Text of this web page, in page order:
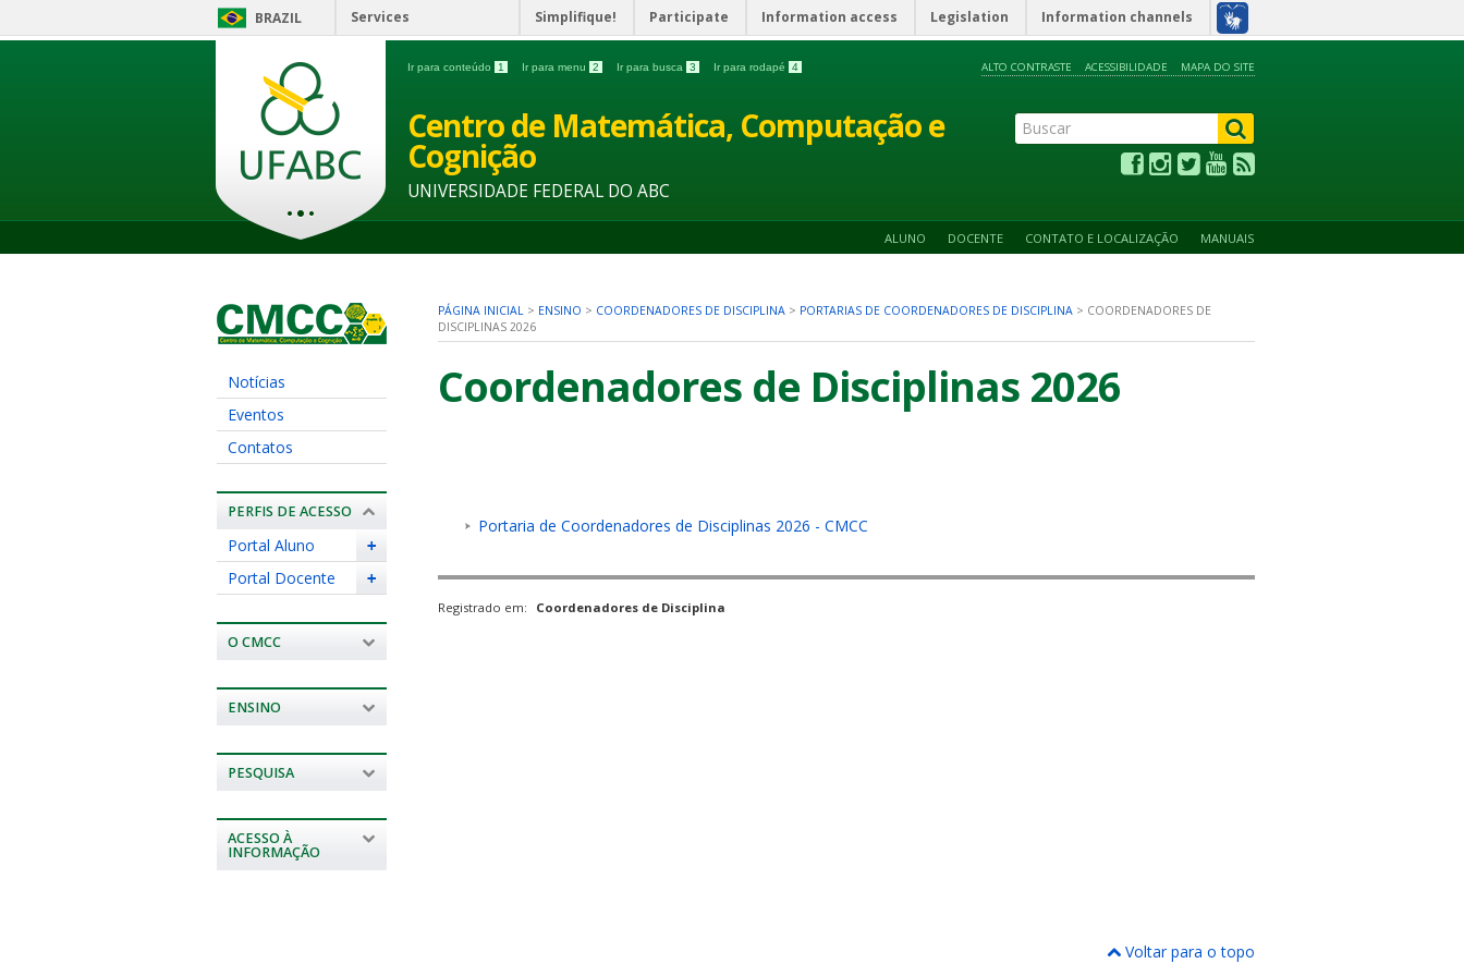
BRAZIL Services Simplifique! Participate Information access Legislation Information channels
Ir para conteúdo 1 Ir para menu 2 Ir para busca 3 Ir para rodapé 4 ALTO CONTRASTE ACESSIBILIDADE MAPA DO SITE
Centro de Matemática, Computação e
Cognição
UNIVERSIDADE FEDERAL DO ABC
ALUNO DOCENTE CONTATO E LOCALIZAÇÃO MANUAIS
Notícias
Eventos
Contatos
PERFIS DE ACESSO
+
Portal Aluno
+
Portal Docente
O CMCC
ENSINO
PESQUISA
ACESSO À
INFORMAÇÃO
PÁGINA INICIAL > ENSINO > COORDENADORES DE DISCIPLINA > PORTARIAS DE COORDENADORES DE DISCIPLINA > COORDENADORES DE
DISCIPLINAS 2026
Coordenadores de Disciplinas 2026
Portaria de Coordenadores de Disciplinas 2026 - CMCC
Registrado em: Coordenadores de Disciplina
Voltar para o topo